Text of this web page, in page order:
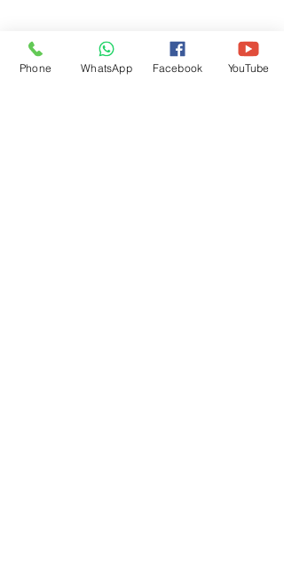
פוסטים אחרונים הצג הכול
Phone WhatsApp Facebook YouTube